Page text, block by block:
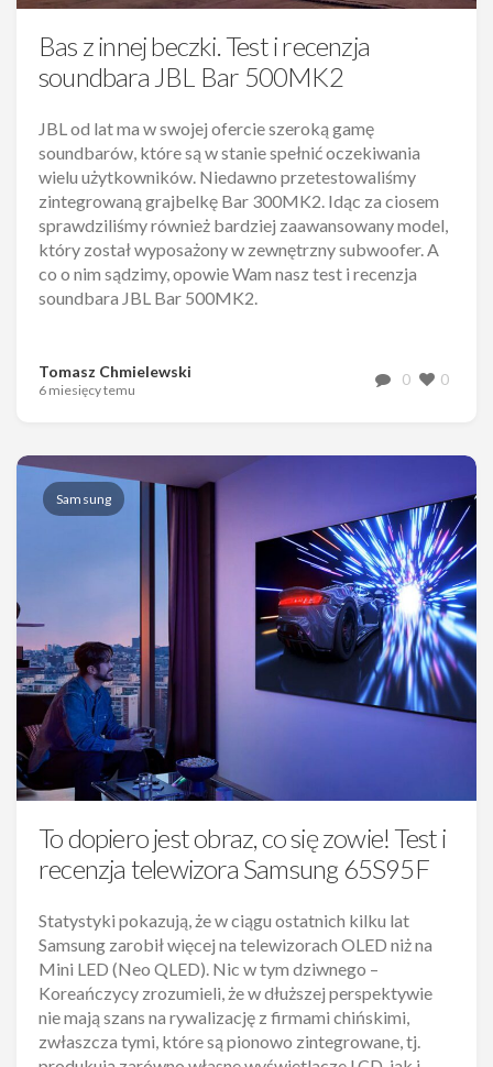
Bas z innej beczki. Test i recenzja
soundbara JBL Bar 500MK2
JBL od lat ma w swojej ofercie szeroką gamę
soundbarów, które są w stanie spełnić oczekiwania
wielu użytkowników. Niedawno przetestowaliśmy
zintegrowaną grajbelkę Bar 300MK2. Idąc za ciosem
sprawdziliśmy również bardziej zaawansowany model,
który został wyposażony w zewnętrzny subwoofer. A
co o nim sądzimy, opowie Wam nasz test i recenzja
soundbara JBL Bar 500MK2.
Tomasz Chmielewski
6 miesięcy temu
0 0
Samsung
To dopiero jest obraz, co się zowie! Test i
recenzja telewizora Samsung 65S95F
Statystyki pokazują, że w ciągu ostatnich kilku lat
Samsung zarobił więcej na telewizorach OLED niż na
Mini LED (Neo QLED). Nic w tym dziwnego –
Koreańczycy zrozumieli, że w dłuższej perspektywie
nie mają szans na rywalizację z firmami chińskimi,
zwłaszcza tymi, które są pionowo zintegrowane, tj.